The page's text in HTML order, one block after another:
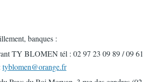
banques :
TY BLOMEN tél : 02 97 23 09 89 / 09 61
tyblomen@orange.fr